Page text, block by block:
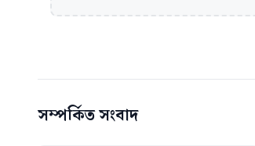
সম্পর্কিত সংবাদ